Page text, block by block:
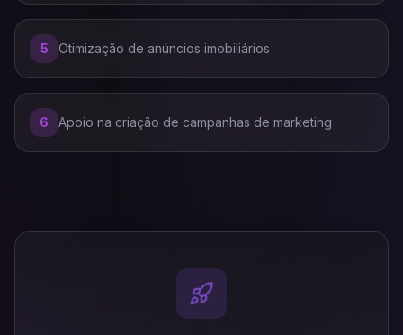
5 Otimização de anúncios imobiliários
6 Apoio na criação de campanhas de marketing